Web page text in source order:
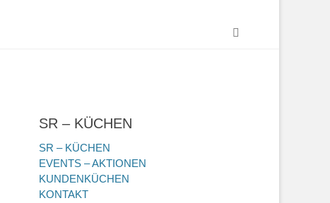
SR – KÜCHEN
SR – KÜCHEN
EVENTS – AKTIONEN
KUNDENKÜCHEN
KONTAKT